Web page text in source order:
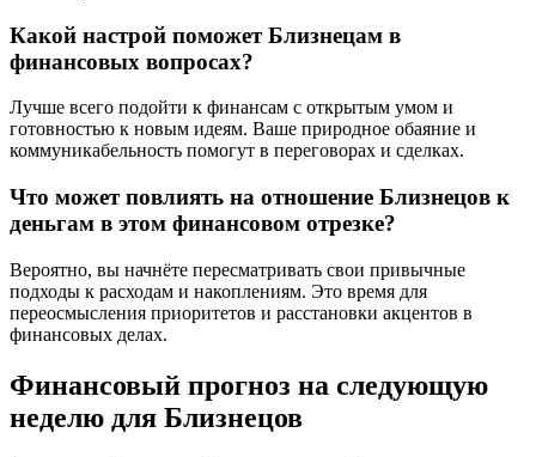
Какой настрой поможет Близнецам в
финансовых вопросах?
Лучше всего подойти к финансам с открытым умом и
готовностью к новым идеям. Ваше природное обаяние и
коммуникабельность помогут в переговорах и сделках.
Что может повлиять на отношение Близнецов к
деньгам в этом финансовом отрезке?
Вероятно, вы начнёте пересматривать свои привычные
подходы к расходам и накоплениям. Это время для
переосмысления приоритетов и расстановки акцентов в
финансовых делах.
Финансовый прогноз на следующую
неделю для Близнецов